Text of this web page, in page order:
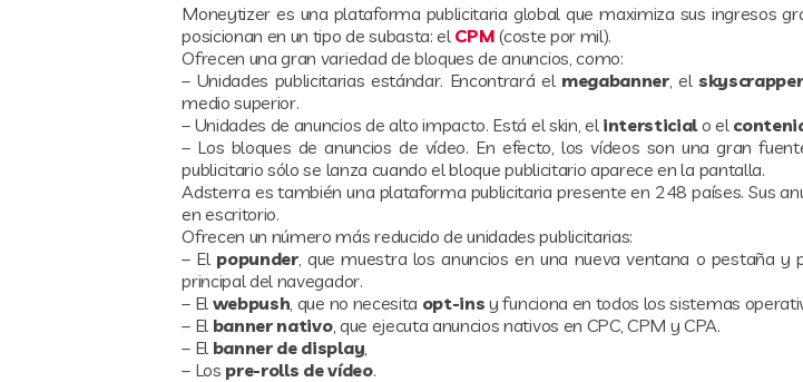
Moneytizer es una plataforma publicitaria global que maximiza sus ingresos
posicionan en un tipo de subasta: el CPM (coste por mil).
Ofrecen una gran variedad de bloques de anuncios, como:
– Unidades publicitarias estándar. Encontrará el megabanner, el skyscrapper
medio superior.
– Unidades de anuncios de alto impacto. Está el skin, el intersticial o el
– Los bloques de anuncios de vídeo. En efecto, los vídeos son una gran
publicitario sólo se lanza cuando el bloque publicitario aparece en la pantalla.
Adsterra es también una plataforma publicitaria presente en 248 países. Sus
en escritorio.
Ofrecen un número más reducido de unidades publicitarias:
– El popunder, que muestra los anuncios en una nueva ventana o pestaña y
principal del navegador.
– El webpush , que no necesita opt-ins y funciona en todos los sistemas
– El banner nativo, que ejecuta anuncios nativos en CPC, CPM y CPA.
– El banner de display
– Los pre-rolls de vídeo.